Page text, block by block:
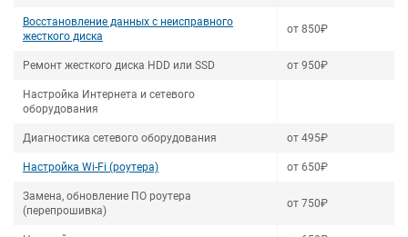
Восстановление данных с неисправного
жесткого диска
от 850₽
Ремонт жесткого диска HDD или SSD от 950₽
Настройка Интернета и сетевого
оборудования
Диагностика сетевого оборудования от 495₽
Настройка Wi-Fi (роутера) от 650₽
Замена, обновление ПО роутера
(перепрошивка)
от 750₽